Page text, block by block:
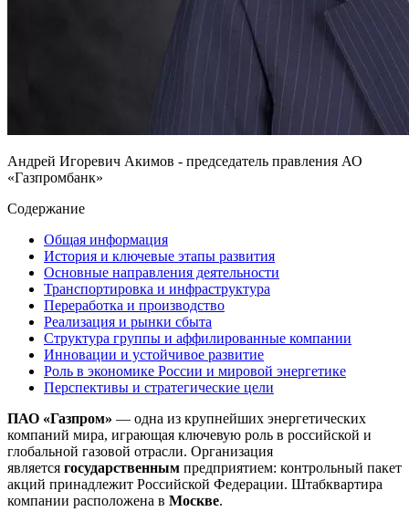
Андрей Игоревич Акимов - председатель правления АО
«Газпромбанк»
Содержание
Общая информация
История и ключевые этапы развития
Основные направления деятельности
Транспортировка и инфраструктура
Переработка и производство
Реализация и рынки сбыта
Структура группы и аффилированные компании
Инновации и устойчивое развитие
Роль в экономике России и мировой энергетике
Перспективы и стратегические цели
ПАО «Газпром» — одна из крупнейших энергетических
компаний мира, играющая ключевую роль в российской и
глобальной газовой отрасли. Организация
является государственным предприятием: контрольный пакет
акций принадлежит Российской Федерации. Штабквартира
компании расположена в Москве.